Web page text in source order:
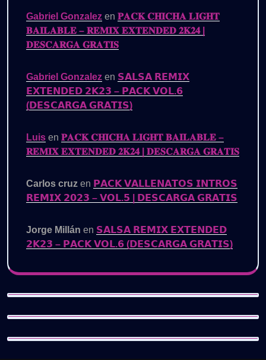
Gabriel Gonzalez en 𝐏𝐀𝐂𝐊 𝐂𝐇𝐈𝐂𝐇𝐀 𝐋𝐈𝐆𝐇𝐓
𝐁𝐀𝐈𝐋𝐀𝐁𝐋𝐄 – 𝐑𝐄𝐌𝐈𝐗 𝐄𝐗𝐓𝐄𝐍𝐃𝐄𝐃 𝟐𝐊𝟐𝟒 |
𝐃𝐄𝐒𝐂𝐀𝐑𝐆𝐀 𝐆𝐑𝐀𝐓𝐈𝐒
Gabriel Gonzalez en 𝗦𝗔𝗟𝗦𝗔 𝗥𝗘𝗠𝗜𝗫
𝗘𝗫𝗧𝗘𝗡𝗗𝗘𝗗 𝟮𝗞𝟮𝟯 – 𝗣𝗔𝗖𝗞 𝗩𝗢𝗟.𝟲
(𝗗𝗘𝗦𝗖𝗔𝗥𝗚𝗔 𝗚𝗥𝗔𝗧𝗜𝗦)
Luis en 𝐏𝐀𝐂𝐊 𝐂𝐇𝐈𝐂𝐇𝐀 𝐋𝐈𝐆𝐇𝐓 𝐁𝐀𝐈𝐋𝐀𝐁𝐋𝐄 –
𝐑𝐄𝐌𝐈𝐗 𝐄𝐗𝐓𝐄𝐍𝐃𝐄𝐃 𝟐𝐊𝟐𝟒 | 𝐃𝐄𝐒𝐂𝐀𝐑𝐆𝐀 𝐆𝐑𝐀𝐓𝐈𝐒
Carlos cruz en 𝗣𝗔𝗖𝗞 𝗩𝗔𝗟𝗟𝗘𝗡𝗔𝗧𝗢𝗦 𝗜𝗡𝗧𝗥𝗢𝗦
𝗥𝗘𝗠𝗜𝗫 𝟮𝟬𝟮𝟯 – 𝗩𝗢𝗟.𝟱 | 𝗗𝗘𝗦𝗖𝗔𝗥𝗚𝗔 𝗚𝗥𝗔𝗧𝗜𝗦
Jorge Millán en 𝗦𝗔𝗟𝗦𝗔 𝗥𝗘𝗠𝗜𝗫 𝗘𝗫𝗧𝗘𝗡𝗗𝗘𝗗
𝟮𝗞𝟮𝟯 – 𝗣𝗔𝗖𝗞 𝗩𝗢𝗟.𝟲 (𝗗𝗘𝗦𝗖𝗔𝗥𝗚𝗔 𝗚𝗥𝗔𝗧𝗜𝗦)